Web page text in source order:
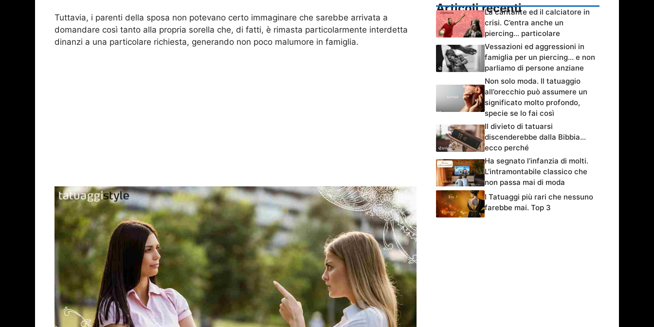
Tuttavia, i parenti della sposa non potevano certo immaginare che sarebbe arrivata a
domandare così tanto alla propria sorella che, di fatti, è rimasta particolarmente interdetta
dinanzi a una particolare richiesta, generando non poco malumore in famiglia.
Articoli recentiLa cantante ed il calciatore in
crisi. C’entra anche un
piercing… particolare
Vessazioni ed aggressioni in
famiglia per un piercing… e non
parliamo di persone anziane
Non solo moda. Il tatuaggio
all’orecchio può assumere un
significato molto profondo,
specie se lo fai così
Il divieto di tatuarsi
discenderebbe dalla Bibbia…
ecco perché
Ha segnato l’infanzia di molti.
L’intramontabile classico che
non passa mai di moda
I Tatuaggi più rari che nessuno
farebbe mai. Top 3